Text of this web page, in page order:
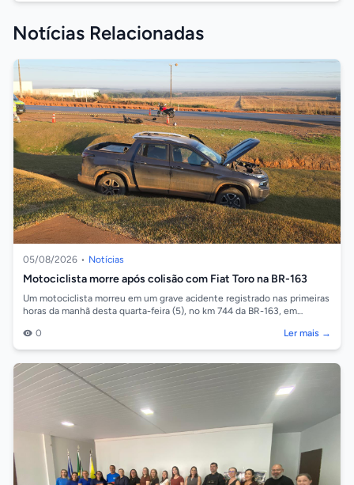
Notícias Relacionadas
05/08/2026 • Notícias
Motociclista morre após colisão com Fiat Toro na BR-163
Um motociclista morreu em um grave acidente registrado nas primeiras
horas da manhã desta quarta-feira (5), no km 744 da BR-163, em
0
Ler mais →